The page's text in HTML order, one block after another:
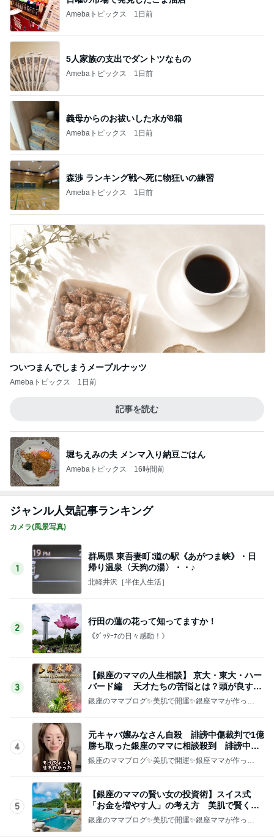
Amebaトピックス 1日前
5人家族の支出でダントツなもの
Amebaトピックス 1日前
義母からのお祓いした水が8箱
Amebaトピックス 1日前
森渉 ランキング戦へ死に物狂いの練習
Amebaトピックス 1日前
ついつまんでしまうメープルナッツ
Amebaトピックス 1日前
記事を読む
堀ちえみの夫 メンマ入り納豆ごはん
Amebaトピックス 16時間前
ジャンル人気記事ランキング
カメラ(風景写真)
1
群馬県 東吾妻町∶道の駅《あがつま峡》・日
帰り温泉〈天狗の湯〉・・♪
北軽井沢［半住人生活］
2
行田の蓮の花って知ってますか！
《ｸﾞｯﾀｰﾅの日々感動！》
3
【銀座のママの人生相談】 京大・東大・ハー
バード編 天才たちの苦悩とは？頭が良すぎ
て悩む人
銀座のママブログ✨美肌で開運✨銀座ママが作った
4
元キャバ嬢みなさん自殺 誹謗中傷裁判で1億
勝ち取った銀座のママに相談殺到 誹謗中傷
は正義じゃない
銀座のママブログ✨美肌で開運✨銀座ママが作った
5
【銀座のママの賢い女の投資術】スイス式
「お金を増やす人」の考え方 美肌で賢く金
運UP これが正解
銀座のママブログ✨美肌で開運✨銀座ママが作った